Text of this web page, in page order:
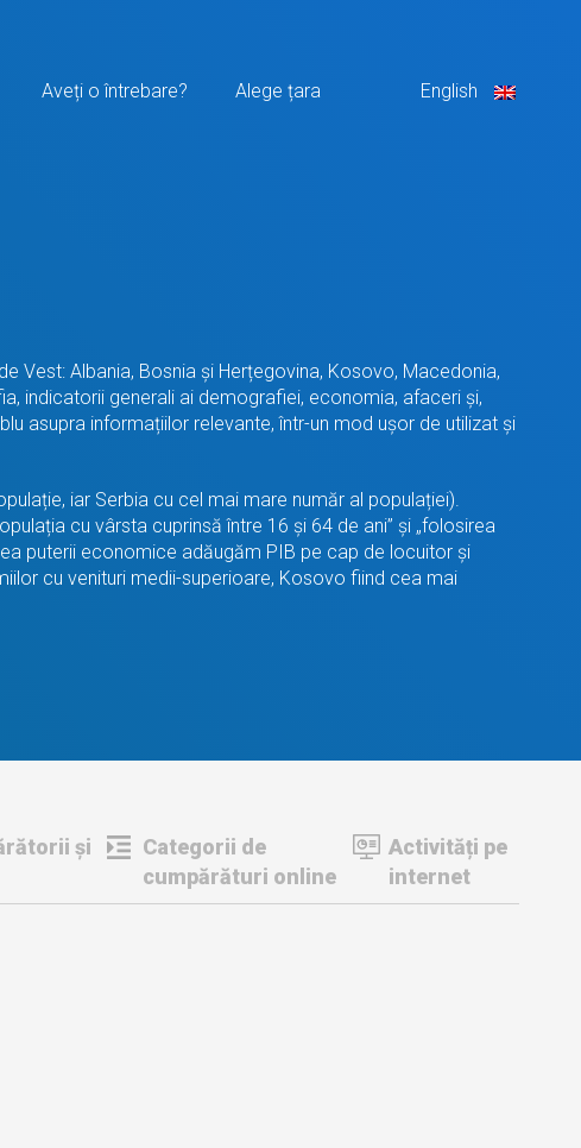
Aveți o întrebare? Alege țara English
Vest: Albania, Bosnia și Herțegovina, Kosovo, Macedonia,
indicatorii generali ai demografiei, economia, afaceri și,
asupra informațiilor relevante, într-un mod ușor de utilizat și
iar Serbia cu cel mai mare număr al populației).
cu vârsta cuprinsă între 16 și 64 de ani” și „folosirea
puterii economice adăugăm PIB pe cap de locuitor și
cu venituri medii-superioare, Kosovo fiind cea mai
și
Categorii de
cumpărături online
Activități pe
internet